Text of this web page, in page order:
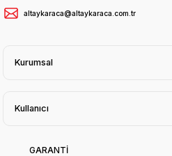
altaykaraca@altaykaraca.com.tr
Kurumsal
Kullanıcı
GARANTİ